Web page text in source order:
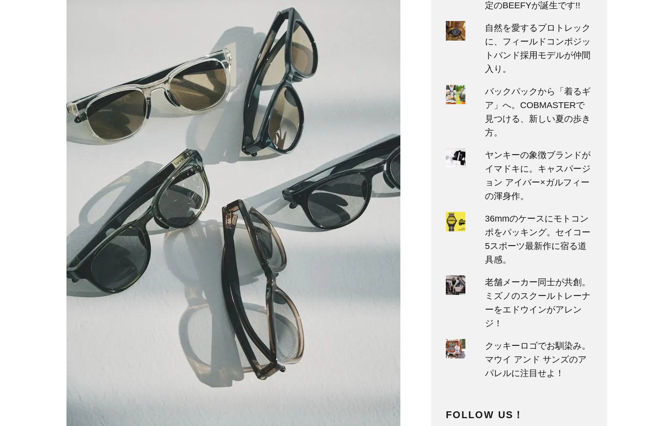
定のBEEFYが誕生です!!
自然を愛するプロトレック
に、フィールドコンポジッ
トバンド採用モデルが仲間
入り。
バックパックから「着るギ
ア」へ。COBMASTERで
見つける、新しい夏の歩き
方。
ヤンキーの象徴ブランドが
イマドキに。キャスパージ
ョン アイバー×ガルフィー
の渾身作。
36mmのケースにモトコン
ポをパッキング。セイコー
5スポーツ最新作に宿る道
具感。
老舗メーカー同士が共創。
ミズノのスクールトレーナ
ーをエドウインがアレン
ジ！
クッキーロゴでお馴染み。
マウイ アンド サンズのア
パレルに注目せよ！
FOLLOW US！